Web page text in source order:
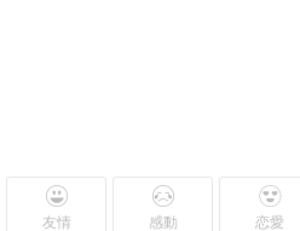
友情 感動 恋愛